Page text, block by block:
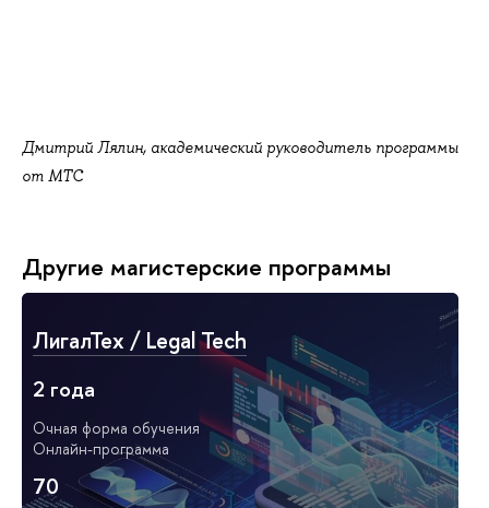
Дмитрий Лялин, академический руководитель программы
от МТС
Другие магистерские программы
ЛигалТех / Legal Tech
2 года
Очная форма обучения
Онлайн-программа
70